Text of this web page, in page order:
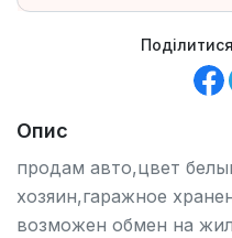
Опис
продам авто,цвет
хозяин,гаражное
возможен обмен на